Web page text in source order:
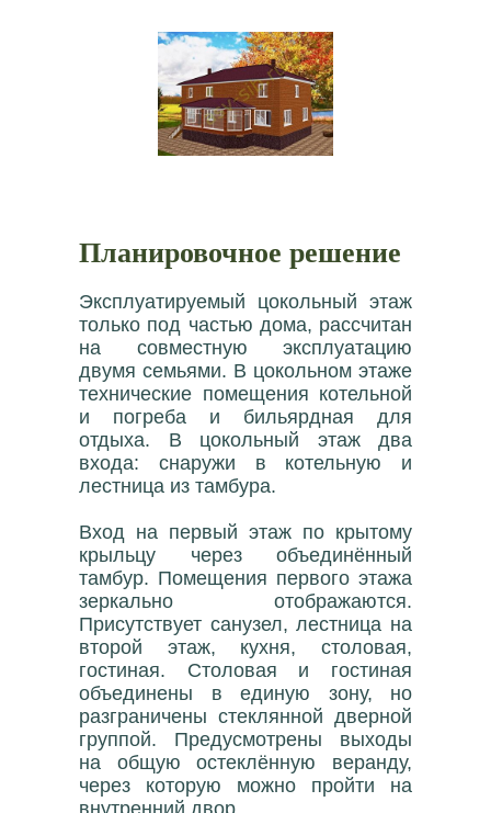
Планировочное решение
Эксплуатируемый цокольный этаж
только под частью дома, рассчитан
на совместную эксплуатацию
двумя семьями. В цокольном этаже
технические помещения котельной
и погреба и бильярдная для
отдыха. В цокольный этаж два
входа: снаружи в котельную и
лестница из тамбура.
Вход на первый этаж по крытому
крыльцу через объединённый
тамбур. Помещения первого этажа
зеркально отображаются.
Присутствует санузел, лестница на
второй этаж, кухня, столовая,
гостиная. Столовая и гостиная
объединены в единую зону, но
разграничены стеклянной дверной
группой. Предусмотрены выходы
на общую остеклённую веранду,
через которую можно пройти на
внутренний двор.